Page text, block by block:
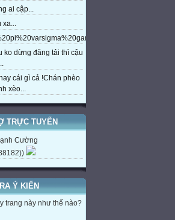
ai cập...
xa...
ko dừng đăng tải thì cậu
cái gì cả !Chán phèo
xèo...
TRỰC TUYẾN
Cường
Ý KIẾN
trang này như thế nào?